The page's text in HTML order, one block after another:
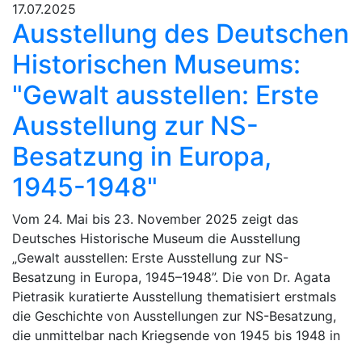
17.07.2025
Ausstellung des Deutschen
Historischen Museums:
"Gewalt ausstellen: Erste
Ausstellung zur NS-
Besatzung in Europa,
1945-1948"
Vom 24. Mai bis 23. November 2025 zeigt das
Deutsches Historische Museum die Ausstellung
„Gewalt ausstellen: Erste Ausstellung zur NS-
Besatzung in Europa, 1945–1948”. Die von Dr. Agata
Pietrasik kuratierte Ausstellung thematisiert erstmals
die Geschichte von Ausstellungen zur NS-Besatzung,
die unmittelbar nach Kriegsende von 1945 bis 1948 in